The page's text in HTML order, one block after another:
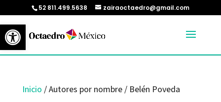
Abrir barra de herramientas
52 811.499.5638 zairaoctaedro@gmail.com
Inicio / Autores por nombre / Belén Poveda